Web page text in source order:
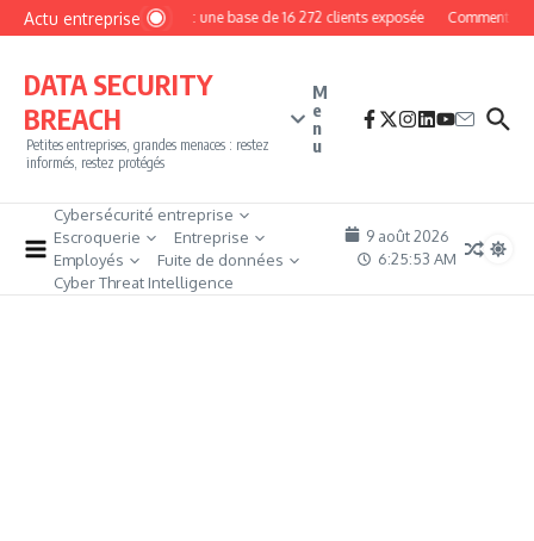
Aller au contenu
Actu entrepriseMyPhoto : une base de 16 272 clients exposée Comment
DATA SECURITY
BREACH
Petites entreprises, grandes menaces : restez
informés, restez protégés
M
e
n
u
Cybersécurité entreprise
Escroquerie
Entreprise
Employés
Fuite de données
Cyber Threat Intelligence
9 août 2026
6:25:55 AM